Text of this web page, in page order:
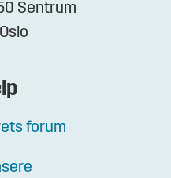
Sentrum
forum